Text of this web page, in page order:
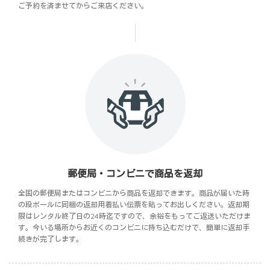
ご予約を済ませてからご来店ください。
郵便局・コンビニで商品を返却
全国の郵便局またはコンビニから商品を返却できます。商品が届いた時
の段ボールに同梱の返却用着払い伝票を貼ってお出しください。返却期
限はレンタル終了日の24時迄ですので、余裕をもってご返送いただけま
す。今いる場所からお近くのコンビニに持ち込むだけで、簡単に返却手
続きが完了します。